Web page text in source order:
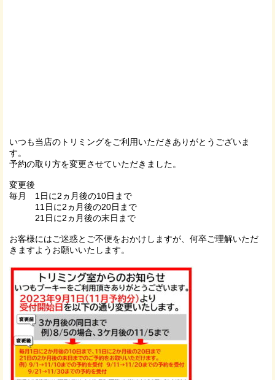
いつも当店のトリミングをご利用いただきありがとうございま
す。
予約の取り方を変更させていただきました。
変更後
毎月 1日に2ヵ月後の10日まで
11日に2ヵ月後の20日まで
21日に2ヵ月後の末日まで
お客様にはご迷惑とご不便をおかけしますが、何卒ご理解いただ
きますようお願いいたします。